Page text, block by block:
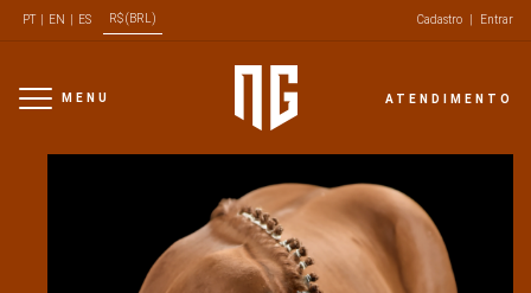
PT| EN ES R$ (BRL) Cadastro Entrar
ATENDIMENTO
MENU